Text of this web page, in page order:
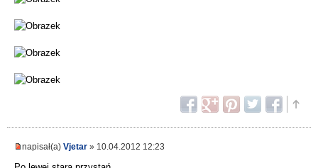
napisał(a) Vjetar » 10.04.2012 12:23